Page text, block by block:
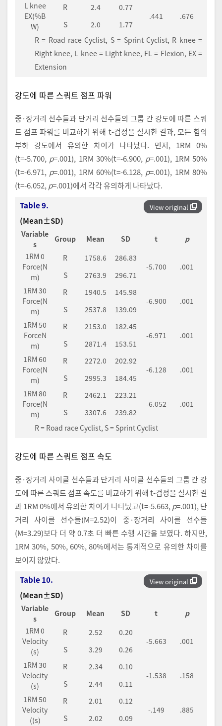
L knee
EX(%B
W)
R 2.4
0.77
.441
.676
S
2.0
1.77
R = Road race Cyclist, S = Sprint Cyclist, R knee =
Right knee, L knee = Light knee, FL = Flexion, EX =
Extension
강도에 따른 스쿼트 점프 파워
중·장거리 선수들과 단거리 선수들의 그룹 간 강도에 따른 스쿼
트 점프 파워를 비교하기 위해 t-검정을 실시한 결과, 모든 힘의
부하 강도에서 유의한 차이가 나타났다. 먼저, 1RM 0%
(t=-5.700, p=.001), 1RM 30%(t=-6.900, p=.001), 1RM 50%
(t=-6.971, p=.001), 1RM 60%(t=-6.128, p=.001), 1RM 80%
(t=-6.052, p=.001)에서 각각 유의하게 나타났다.
View original
Table 9.
(Mean±SD)
Variable
s
Group Mean SD t
p
1RM 0
Force(N
m)
R 1758.6
286.83
-5.700
.001
S
2763.9
296.71
1RM 30
Force(N
m)
R 1940.5
145.98
-6.900
.001
S
2537.8
139.09
1RM 50
ForceN
m)
R 2153.0
182.45
-6.971
.001
S
2871.4
153.51
1RM 60
Force(N
m)
R 2272.0
202.92
-6.128
.001
S
2995.3
184.45
1RM 80
Force(N
m)
R 2462.1
223.21
-6.052
.001
S
3307.6
239.82
R = Road race Cyclist, S = Sprint Cyclist
강도에 따른 스쿼트 점프 속도
중·장거리 사이클 선수들과 단거리 사이클 선수들의 그룹 간 강
도에 따른 스쿼트 점프 속도를 비교하기 위해 t-검정을 실시한 결
과 1RM 0%에서 유의한 차이가 나타났고(t=-5.663, p=.001), 단
거리 사이클 선수들(M=2.52)이 중·장거리 사이클 선수들
(M=3.29)보다 더 약 0.7초 더 빠른 수행 시간을 보였다. 하지만,
1RM 30%, 50%, 60%, 80%에서는 통계적으로 유의한 차이를
보이지 않았다.
View original
Table 10.
(Mean±SD)
Variable
s
Group Mean SD t
p
1RM 0
Velocity
(s)
R 2.52
0.20
-5.663
.001
S
3.29
0.26
1RM 30
Velocity
(s)
R 2.34
0.10
-1.538
.158
S
2.44
0.11
1RM 50
Velocity
((s)
R 2.01
0.12
-.149
.885
S
2.02
0.09